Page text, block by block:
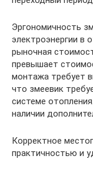
Эргономичность
электроэнергии в
рыночная
превышает
монтажа требует
что змеевик
системе
наличии
Корректное
практичностью и